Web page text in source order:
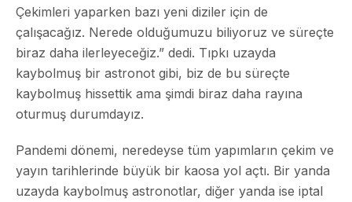
Çekimleri yaparken bazı yeni diziler için de
çalışacağız. Nerede olduğumuzu biliyoruz ve süreçte
biraz daha ilerleyeceğiz.” dedi. Tıpkı uzayda
kaybolmuş bir astronot gibi, biz de bu süreçte
kaybolmuş hissettik ama şimdi biraz daha rayına
oturmuş durumdayız.
Pandemi dönemi, neredeyse tüm yapımların çekim ve
yayın tarihlerinde büyük bir kaosa yol açtı. Bir yanda
uzayda kaybolmuş astronotlar, diğer yanda ise iptal